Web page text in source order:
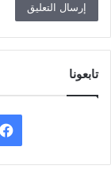
تابعونا